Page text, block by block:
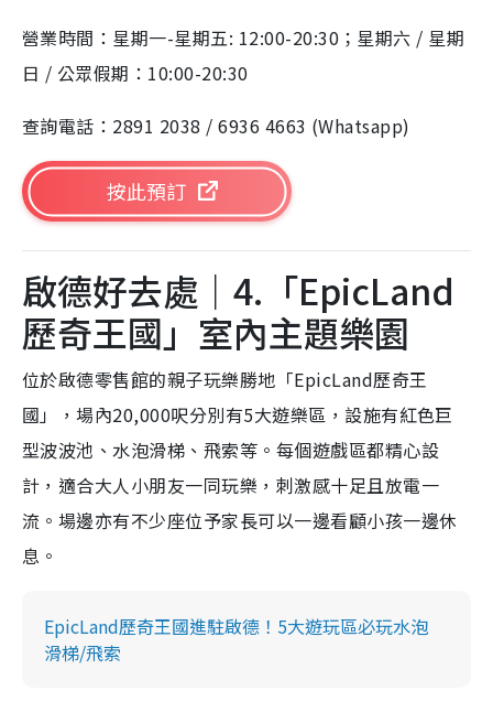
營業時間：星期一-星期五: 12:00-20:30；星期六 / 星期
日 / 公眾假期：10:00-20:30
查詢電話：2891 2038 / 6936 4663 (Whatsapp)
按此預訂
啟德好去處｜4.「EpicLand
歷奇王國」室內主題樂園
位於啟德零售館的親子玩樂勝地「EpicLand歷奇王
國」，場內20,000呎分別有5大遊樂區，設施有紅色巨
型波波池、水泡滑梯、飛索等。每個遊戲區都精心設
計，適合大人小朋友一同玩樂，刺激感十足且放電一
流。場邊亦有不少座位予家長可以一邊看顧小孩一邊休
息。
EpicLand歷奇王國進駐啟德！5大遊玩區必玩水泡
滑梯/飛索